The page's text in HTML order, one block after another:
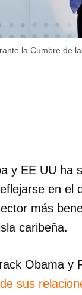
la Cumbre de
y EE UU ha
en el
más
caribeña.
Obama y
sus